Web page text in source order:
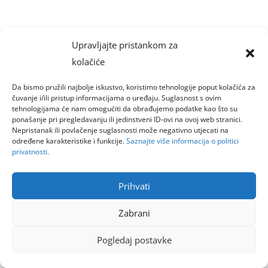
Upravljajte pristankom za
kolačiće
Da bismo pružili najbolje iskustvo, koristimo tehnologije poput kolačića za
čuvanje i/ili pristup informacijama o uređaju. Suglasnost s ovim
tehnologijama će nam omogućiti da obrađujemo podatke kao što su
ponašanje pri pregledavanju ili jedinstveni ID-ovi na ovoj web stranici.
Nepristanak ili povlačenje suglasnosti može negativno utjecati na
određene karakteristike i funkcije.Saznajte više informacija o politici
privatnosti.
Prihvati
Zabrani
Pogledaj postavke